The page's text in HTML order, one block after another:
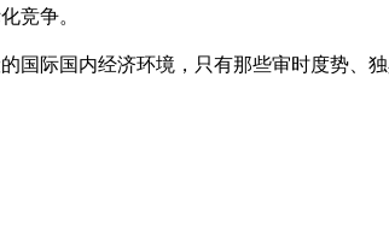
竞争。
国际国内经济环境，只有那些审时度势、